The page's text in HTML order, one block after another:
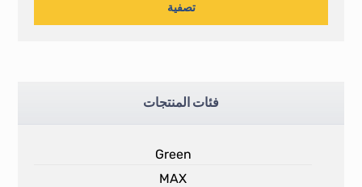
تصفية
فئات المنتجات
Green
MAX